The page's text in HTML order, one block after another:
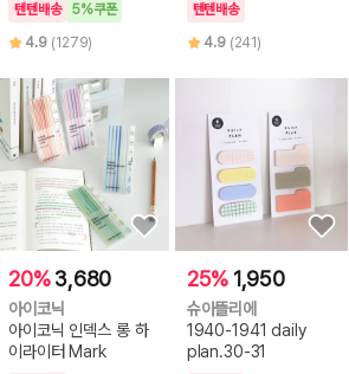
텐텐배송
5%쿠폰
4.9 (1279)
텐텐배송
4.9 (241)
20% 3,680
아이코닉
아이코닉 인덱스 롱 하
이라이터 Mark
25% 1,950
슈아뜰리에
1940-1941 daily
plan.30-31